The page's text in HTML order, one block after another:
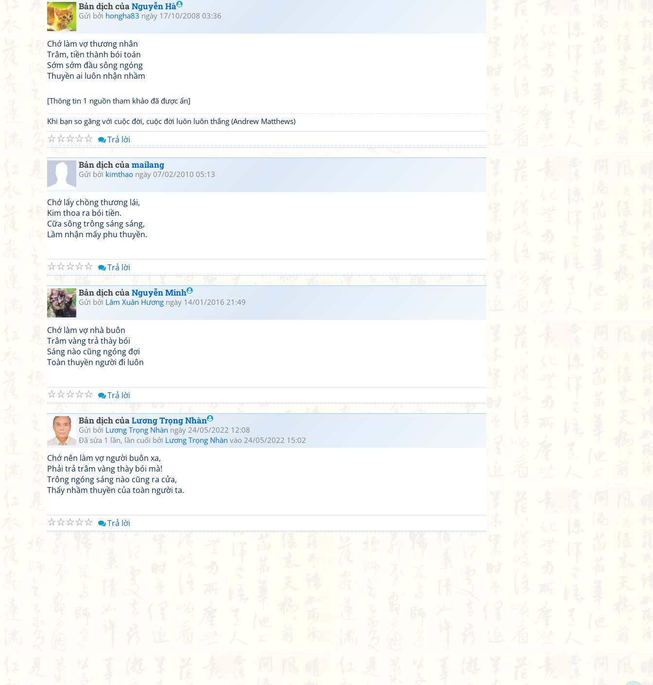
Bản dịch củaNguyễn Hà
Gửi bởi hongha83 ngày 17/10/2008 03:36
Chớ làm vợ thương nhân
Trâm, tiền thành bói toán
Sớm sớm đầu sông ngóng
Thuyền ai luôn nhận nhầm
[Thông tin 1 nguồn tham khảo đã được ẩn]
Khi bạn so găng với cuộc đời, cuộc đời luôn luôn thắng (Andrew Matthews)
☆
☆
☆
☆
☆ Trả lời
Bản dịch củamailang
Gửi bởi kimthao ngày 07/02/2010 05:13
Chớ lấy chồng thương lái,
Kim thoa ra bói tiền.
Cữa sông trông sáng sáng,
Lầm nhận mấy phu thuyền.
☆
☆
☆
☆
☆ Trả lời
Bản dịch củaNguyễn Minh
Gửi bởi Lâm Xuân Hương ngày 14/01/2016 21:49
Chớ làm vợ nhà buôn
Trâm vàng trả thày bói
Sáng nào cũng ngóng đợi
Toàn thuyền người đi luôn
☆
☆
☆
☆
☆ Trả lời
Bản dịch củaLương Trọng Nhàn
Gửi bởi Lương Trọng Nhàn ngày 24/05/2022 12:08
Đã sửa 1 lần, lần cuối bởi Lương Trọng Nhàn vào 24/05/2022 15:02
Chớ nên làm vợ người buôn xa,
Phải trả trâm vàng thày bói mà!
Trông ngóng sáng nào cũng ra cửa,
Thấy nhầm thuyền của toàn người ta.
☆
☆
☆
☆
☆ Trả lời